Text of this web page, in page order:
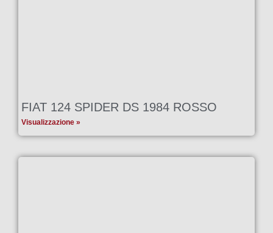
FIAT 124 SPIDER DS 1984 ROSSO
Visualizzazione »